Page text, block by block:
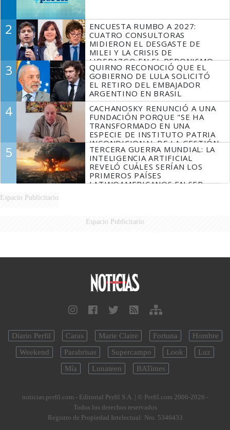
2
ENCUESTA RUMBO A 2027:
CUATRO CONSULTORAS
MIDIERON EL DESGASTE DE
MILEI Y LA CRISIS DE
LIDERAZGO EN EL PERONISMO
3
QUIRNO RECONOCIÓ QUE EL
GOBIERNO DE LULA SOLICITÓ
EL RETIRO DEL EMBAJADOR
ARGENTINO EN BRASIL
4
CACHANOSKY RENUNCIÓ A UNA
FUNDACIÓN PORQUE "SE HA
TRANSFORMADO EN UNA
ESPECIE DE INSTITUTO PATRIA
INCONDICIONAL DE LA GESTIÓN
DE MILEI"
5
TERCERA GUERRA MUNDIAL: LA
INTELIGENCIA ARTIFICIAL
REVELÓ CUÁLES SERÍAN LOS
PRIMEROS PAÍSES
LATINOAMERICANOS EN SER
Espacio Publicitario
Espacio Publicitario
Diario Perfil Caras Marie Claire Fortuna
Hombre
Weekend
Parabrisas Supercampo Look
Luz
Mía
Lunateen BATimes
noticias.perfil.com - Editorial Perfil S.A. | © Perfil.com 2006-2026 -
Todos los derechos reservados
Registro de Propiedad Intelectual: Nro. 5346433